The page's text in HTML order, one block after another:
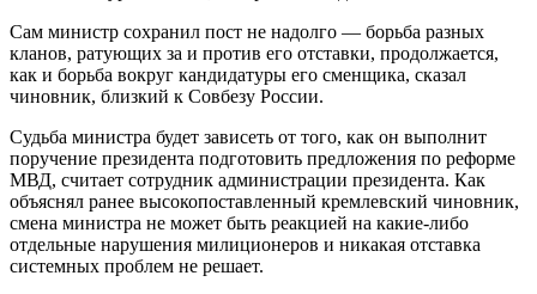
Сам министр сохранил пост не надолго — борьба разных
кланов, ратующих за и против его отставки, продолжается,
как и борьба вокруг кандидатуры его сменщика, сказал
чиновник, близкий к Совбезу России.
Судьба министра будет зависеть от того, как он выполнит
поручение президента подготовить предложения по реформе
МВД, считает сотрудник администрации президента. Как
объяснял ранее высокопоставленный кремлевский чиновник,
смена министра не может быть реакцией на какие-либо
отдельные нарушения милиционеров и никакая отставка
системных проблем не решает.